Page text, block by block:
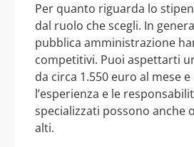
Per quanto riguarda lo
dal ruolo che scegli. In
pubblica amministrazione
competitivi. Puoi aspettarti
da circa 1.550 euro al mese
l’esperienza e le
specializzati possono anche
alti.